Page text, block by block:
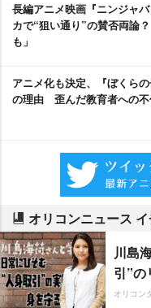
長編アニメ映画『ニンジャ
カで“狙い通り”の賛否両論
も」
アニメ化も決定、『ぼくら
の理由 歪んだ教育者への不
オリコンニュース
川島
引”の
オリコン